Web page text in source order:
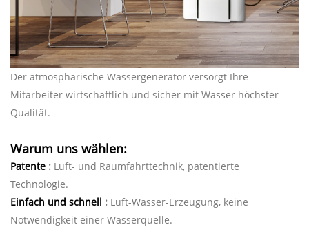
Der atmosphärische Wassergenerator versorgt Ihre
Mitarbeiter wirtschaftlich und sicher mit Wasser höchster
Qualität.
Warum uns wählen:
Patente : Luft- und Raumfahrttechnik, patentierte
Technologie.
Einfach und schnell : Luft-Wasser-Erzeugung, keine
Notwendigkeit einer Wasserquelle.